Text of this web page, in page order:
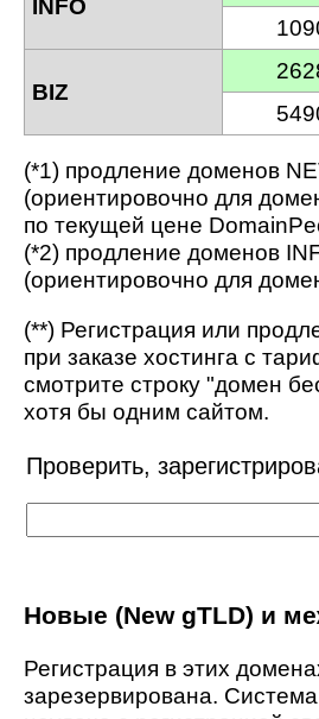
INFO
BIZ
(*1) продление доменов
(ориентировочно для
по текущей цене
(*2) продление доменов
(ориентировочно для
(**) Регистрация или
при заказе хостинга с
смотрите строку "домен
хотя бы одним сайтом.
Проверить,
Новые (New gTLD) и
Регистрация в этих
зарезервирована.